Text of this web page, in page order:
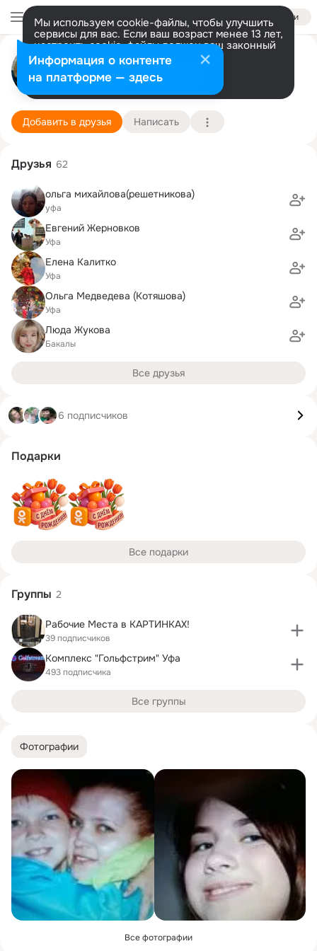
Войти
Мы используем cookie-файлы, чтобы улучшить
сервисы для вас. Если ваш возраст менее 13 лет,
настроить cookie-файлы должен ваш законный
представитель. Больше информации
Разрешить все Настроить
Ольга Бахарева (Цупранкова)
г. Уфа 6 июля (46 лет)
Подробнее
Добавить в друзья Написать
Фотографии
Все фотографии
Друзья 62
ольга михайлова(решетникова)
уфа
Евгений Жерновков
Уфа
Елена Калитко
Уфа
Ольга Медведева (Котяшова)
Уфа
Люда Жукова
Бакалы
Все друзья
6 подписчиков
Подарки
Все подарки
Группы 2
Рабочие Места в КАРТИНКАХ!
39 подписчиков
Комплекс "Гольфстрим" Уфа
493 подписчика
Все группы
Информация о контенте
на платформе — здесь